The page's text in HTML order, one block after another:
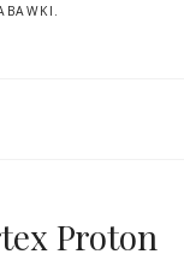
Proton